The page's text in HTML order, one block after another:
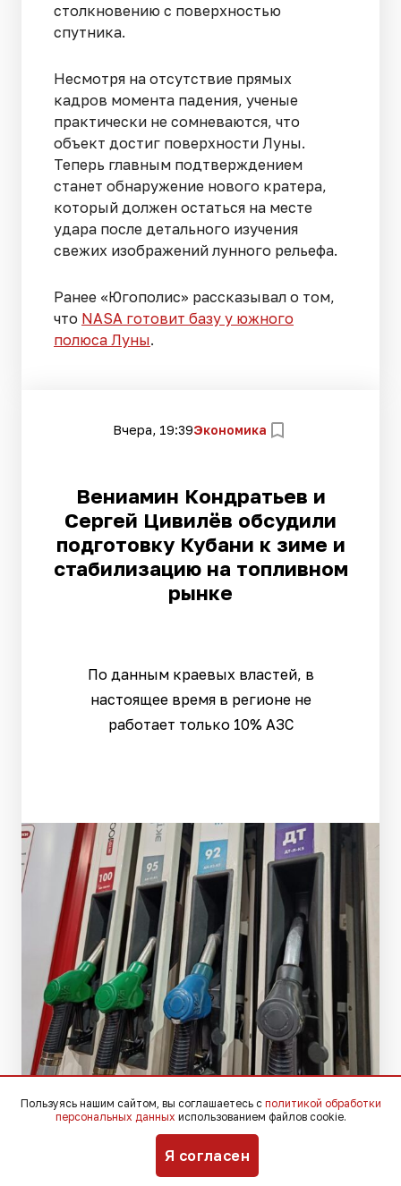
столкновению с поверхностью
спутника.
Несмотря на отсутствие прямых
кадров момента падения, ученые
практически не сомневаются, что
объект достиг поверхности Луны.
Теперь главным подтверждением
станет обнаружение нового кратера,
который должен остаться на месте
удара после детального изучения
свежих изображений лунного рельефа.
Ранее «Югополис» рассказывал о том,
что NASA готовит базу у южного
полюса Луны.
Вчера, 19:39Экономика
Вениамин Кондратьев и
Сергей Цивилёв обсудили
подготовку Кубани к зиме и
стабилизацию на топливном
рынке
По данным краевых властей, в
настоящее время в регионе не
работает только 10% АЗС
Фото: Югополис
Глава администрации Краснодарского
Пользуясь нашим сайтом, вы соглашаетесь с политикой обработки
персональных данных использованием файлов cookie.
Я согласен